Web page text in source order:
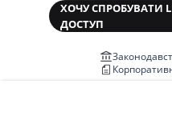
ХОЧУ СПРОБУВАТИ
ДОСТУП